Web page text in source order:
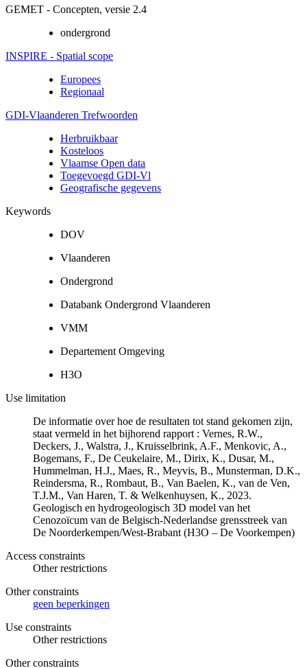
GEMET - Concepten, versie 2.4
ondergrond
INSPIRE - Spatial scope
Europees
Regionaal
GDI-Vlaanderen Trefwoorden
Herbruikbaar
Kosteloos
Vlaamse Open data
Toegevoegd GDI-Vl
Geografische gegevens
Keywords
DOV
Vlaanderen
Ondergrond
Databank Ondergrond Vlaanderen
VMM
Departement Omgeving
H3O
Use limitation
De informatie over hoe de resultaten tot stand gekomen zijn,
staat vermeld in het bijhorend rapport : Vernes, R.W.,
Deckers, J., Walstra, J., Kruisselbrink, A.F., Menkovic, A.,
Bogemans, F., De Ceukelaire, M., Dirix, K., Dusar, M.,
Hummelman, H.J., Maes, R., Meyvis, B., Munsterman, D.K.,
Reindersma, R., Rombaut, B., Van Baelen, K., van de Ven,
T.J.M., Van Haren, T. & Welkenhuysen, K., 2023.
Geologisch en hydrogeologisch 3D model van het
Cenozoïcum van de Belgisch-Nederlandse grensstreek van
De Noorderkempen/West-Brabant (H3O – De Voorkempen)
Access constraints
Other restrictions
Other constraints
geen beperkingen
Use constraints
Other restrictions
Other constraints